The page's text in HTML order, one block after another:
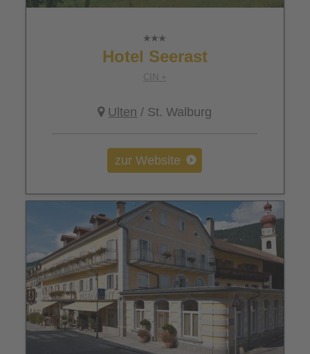
Hotel Seerast
CIN +
Ulten / St. Walburg
zur Website